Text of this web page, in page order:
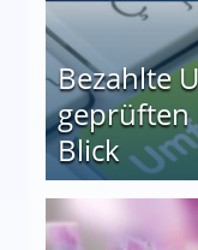
Bezahlte
geprüften
Blick
auf einen Blick